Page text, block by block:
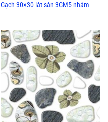
Gạch 30×30 lát sàn 3GM5 nhám